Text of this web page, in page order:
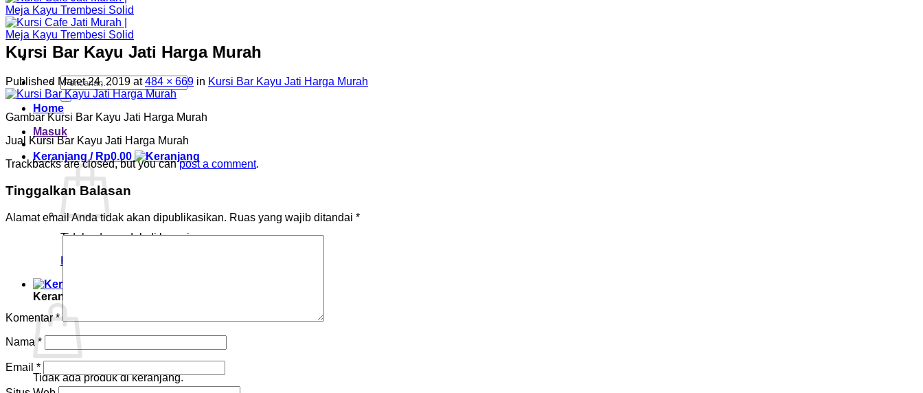
Pencarian
untuk:
Home
Masuk
Keranjang / Rp0.00
Tidak ada produk di keranjang.
Kembali ke toko
Keranjang
Tidak ada produk di keranjang.
Kursi Bar Kayu Jati Harga Murah
Published Maret 24, 2019 at484 × 669 in Kursi Bar Kayu Jati Harga Murah
Gambar Kursi Bar Kayu Jati Harga Murah
Jual Kursi Bar Kayu Jati Harga Murah
Trackbacks are closed, but you canpost a comment.
Tinggalkan Balasan
Alamat email Anda tidak akan dipublikasikan. Ruas yang wajib ditandai *
Komentar*
Nama *
Email *